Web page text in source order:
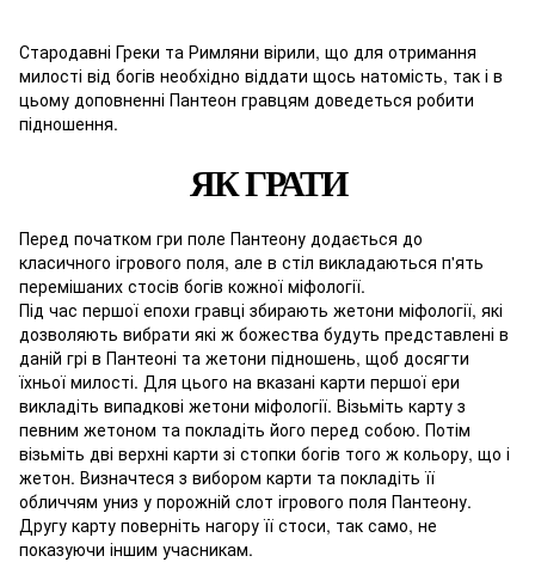
Стародавні Греки та Римляни вірили, що для отримання
милості від богів необхідно віддати щось натомість, так і в
цьому доповненні Пантеон гравцям доведеться робити
підношення.
ЯК ГРАТИ
Перед початком гри поле Пантеону додається до
класичного ігрового поля, але в стіл викладаються п'ять
перемішаних стосів богів кожної міфології.
Під час першої епохи гравці збирають жетони міфології, які
дозволяють вибрати які ж божества будуть представлені в
даній грі в Пантеоні та жетони підношень, щоб досягти
їхньої милості. Для цього на вказані карти першої ери
викладіть випадкові жетони міфології. Візьміть карту з
певним жетоном та покладіть його перед собою. Потім
візьміть дві верхні карти зі стопки богів того ж кольору, що і
жетон. Визначтеся з вибором карти та покладіть її
обличчям униз у порожній слот ігрового поля Пантеону.
Другу карту поверніть нагору її стоси, так само, не
показуючи іншим учасникам.